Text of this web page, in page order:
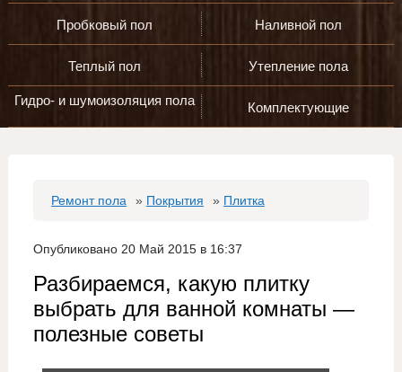
Пробковый пол Наливной пол
Теплый пол Утепление пола
Гидро- и шумоизоляция пола Комплектующие
Ремонт пола » Покрытия » Плитка
Опубликовано 20 Май 2015 в 16:37
Разбираемся, какую плитку
выбрать для ванной комнаты —
полезные советы